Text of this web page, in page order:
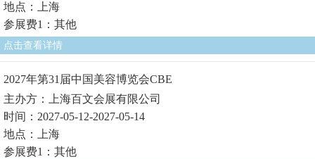
地点：上海
参展费1：其他
点击查看详情
2027年第31届中国美容博览会CBE
主办方：上海百文会展有限公司
时间：2027-05-12-2027-05-14
地点：上海
参展费1：其他